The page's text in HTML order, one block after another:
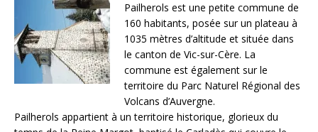
Pailherols est une petite commune de
160 habitants, posée sur un plateau à
1035 mètres d’altitude et située dans
le canton de Vic-sur-Cère. La
commune est également sur le
territoire du Parc Naturel Régional des
Volcans d’Auvergne.
Pailherols appartient à un territoire historique, glorieux du